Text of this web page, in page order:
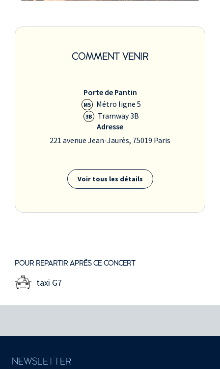
COMMENT VENIR
Porte de Pantin
M5 Métro ligne 5
3B
Tramway 3B
Adresse
221 avenue Jean-Jaurès, 75019 Paris
Voir tous les détails
POUR REPARTIR APRÈS CE CONCERT
taxi G7
NEWSLETTER